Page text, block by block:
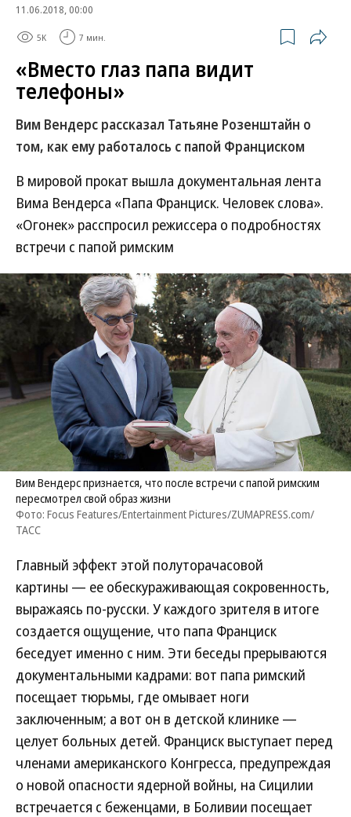
11.06.2018, 00:00
5K 7 мин.
«Вместо глаз папа видит
телефоны»
Вим Вендерс рассказал Татьяне Розенштайн о
том, как ему работалось с папой Франциском
В мировой прокат вышла документальная лента
Вима Вендерса «Папа Франциск. Человек слова».
«Огонек» расспросил режиссера о подробностях
встречи с папой римским
Вим Вендерс признается, что после встречи с папой римским
пересмотрел свой образ жизни
Фото: Focus Features/Entertainment Pictures/ZUMAPRESS.com/
ТАСС
Главный эффект этой полуторачасовой
картины — ее обескураживающая сокровенность,
выражаясь по-русски. У каждого зрителя в итоге
создается ощущение, что папа Франциск
беседует именно с ним. Эти беседы прерываются
документальными кадрами: вот папа римский
посещает тюрьмы, где омывает ноги
заключенным; а вот он в детской клинике —
целует больных детей. Франциск выступает перед
членами американского Конгресса, предупреждая
о новой опасности ядерной войны, на Сицилии
встречается с беженцами, в Боливии посещает